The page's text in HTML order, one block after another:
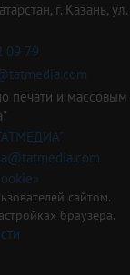
г. Казань, ул.
09 79
печати и массовым
сайтом.
браузера.